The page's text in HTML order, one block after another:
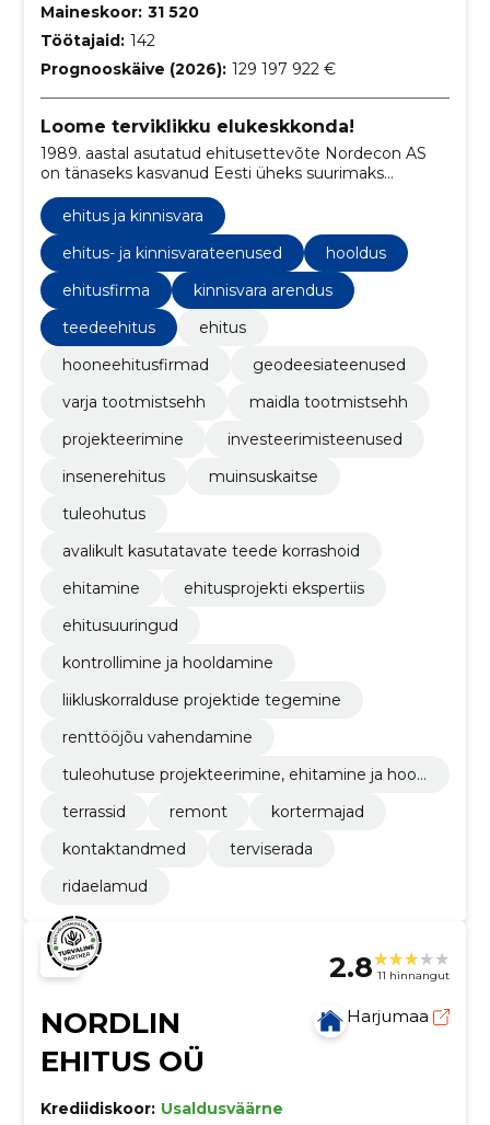
Maineskoor: 31 520
Töötajaid: 142
Prognooskäive (2026): 129 197 922 €
Loome terviklikku elukeskkonda!
1989. aastal asutatud ehitusettevõte Nordecon AS
on tänaseks kasvanud Eesti üheks suurimaks
ehitus ja kinnisvara
ehitus- ja kinnisvarateenused
hooldus
ehitusfirma
kinnisvara arendus
teedeehitus
ehitus
hooneehitusfirmad
geodeesiateenused
varja tootmistsehh
maidla tootmistsehh
projekteerimine
investeerimisteenused
insenerehitus
muinsuskaitse
tuleohutus
avalikult kasutatavate teede korrashoid
ehitamine
ehitusprojekti ekspertiis
ehitusuuringud
kontrollimine ja hooldamine
liikluskorralduse projektide tegemine
renttööjõu vahendamine
tuleohutuse projekteerimine, ehitamine ja hool
terrassid
remont
kortermajad
kontaktandmed
terviserada
ridaelamud
2.8 11 hinnangut
NORDLIN
EHITUS OÜ
Harjumaa
Krediidiskoor: Usaldusväärne